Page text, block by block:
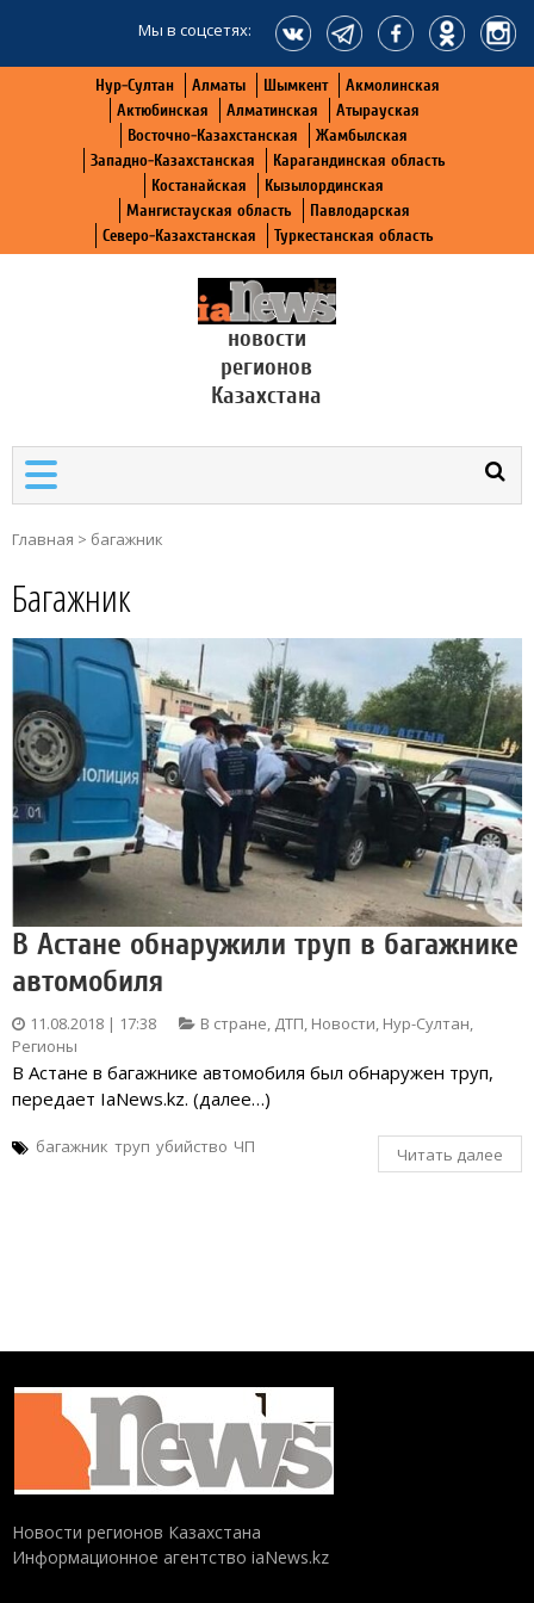
Мы в соцсетях:
Нур-Султан Алматы Шымкент
Акмолинская
Актюбинская
Алматинская
Атырауская
Восточно-Казахстанская
Жамбылская
Западно-Казахстанская
Карагандинская область
Костанайская
Кызылординская
Мангистауская область
Павлодарская
Северо-Казахстанская
Туркестанская область
новости
регионов
Казахстана
Главная > багажник
Багажник
В Астане обнаружили труп в багажнике
автомобиля
11.08.2018 | 17:38 В стране, ДТП, Новости, Нур-Султан,
Регионы
В Астане в багажнике автомобиля был обнаружен труп,
передает IaNews.kz. (далее…)
багажник труп убийство ЧП Читать далее
Новости регионов Казахстана
Информационное агентство iaNews.kz